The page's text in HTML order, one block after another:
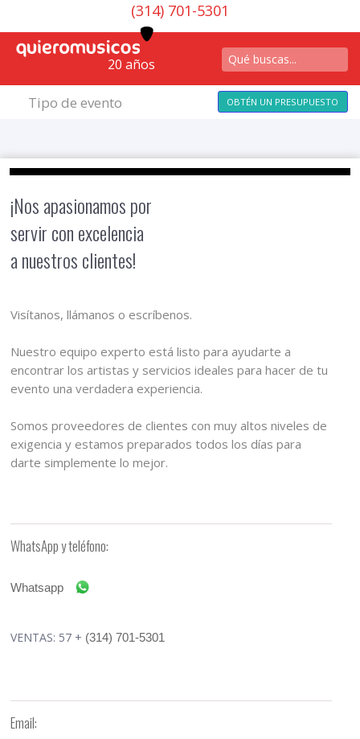
(314) 701-5301
20 años
Tipo de evento OBTÉN UN PRESUPUESTO
¡Nos apasionamos por
servir con excelencia
a nuestros clientes!
Visítanos, llámanos o escríbenos.
Nuestro equipo experto está listo para ayudarte a
encontrar los artistas y servicios ideales para hacer de tu
evento una verdadera experiencia.
Somos proveedores de clientes con muy altos niveles de
exigencia y estamos preparados todos los días para
darte simplemente lo mejor.
WhatsApp y teléfono:
Whatsapp
VENTAS: 57 + (314) 701-5301
Email: